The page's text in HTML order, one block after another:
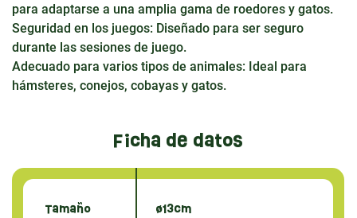
para adaptarse a una amplia gama de roedores y gatos.
Seguridad en los juegos: Diseñado para ser seguro
durante las sesiones de juego.
Adecuado para varios tipos de animales: Ideal para
hámsteres, conejos, cobayas y gatos.
Ficha de datos
Tamaño
ø13cm